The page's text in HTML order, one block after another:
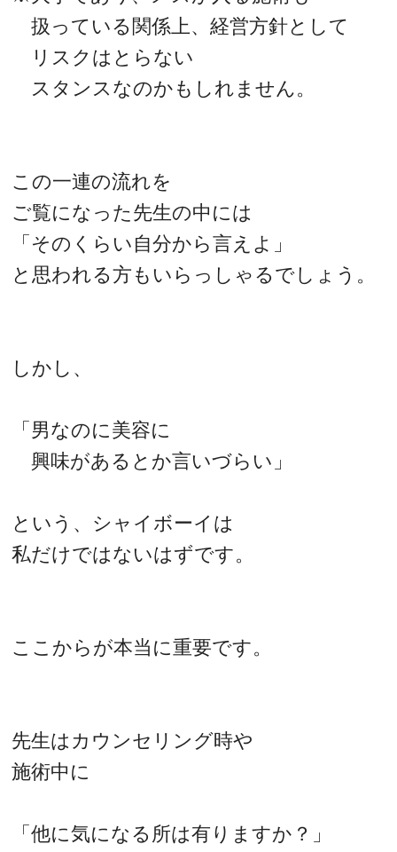
扱っている関係上、経営方針として
リスクはとらない
スタンスなのかもしれません。
この一連の流れを
ご覧になった先生の中には
「そのくらい自分から言えよ」
と思われる方もいらっしゃるでしょう。
しかし、
「男なのに美容に
興味があるとか言いづらい」
という、シャイボーイは
私だけではないはずです。
ここからが本当に重要です。
先生はカウンセリング時や
施術中に
「他に気になる所は有りますか？」